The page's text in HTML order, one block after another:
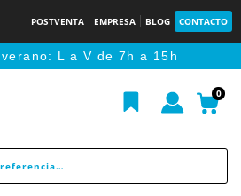
POSTVENTA EMPRESA BLOG CONTACTO
L a V de 7h a 15h
0